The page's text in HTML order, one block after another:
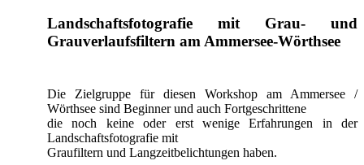
Landschaftsfotografie mit Grau- und
Grauverlaufsfiltern am Ammersee-Wörthsee
Die Zielgruppe für diesen Workshop am Ammersee /
Wörthsee sind Beginner und auch Fortgeschrittene
die noch keine oder erst wenige Erfahrungen in der
Landschaftsfotografie mit
Graufiltern und Langzeitbelichtungen haben.